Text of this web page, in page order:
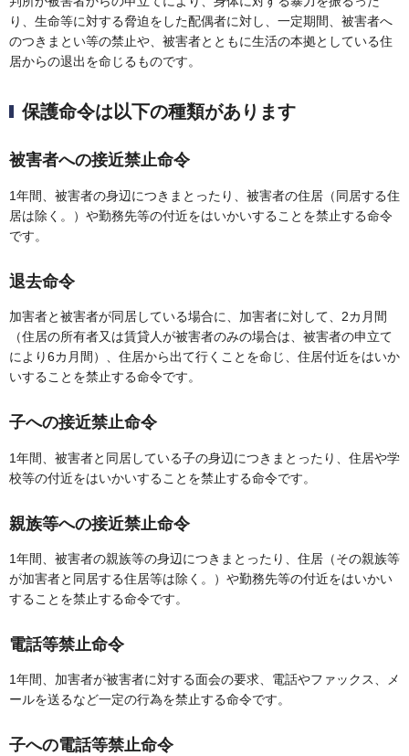
り、生命等に対する脅迫をした配偶者に対し、一定期間、被害者へ
のつきまとい等の禁止や、被害者とともに生活の本拠としている住
居からの退出を命じるものです。
保護命令は以下の種類があります
被害者への接近禁止命令
1年間、被害者の身辺につきまとったり、被害者の住居（同居する住
居は除く。）や勤務先等の付近をはいかいすることを禁止する命令
です。
退去命令
加害者と被害者が同居している場合に、加害者に対して、2カ月間
（住居の所有者又は賃貸人が被害者のみの場合は、被害者の申立て
により6カ月間）、住居から出て行くことを命じ、住居付近をはいか
いすることを禁止する命令です。
子への接近禁止命令
1年間、被害者と同居している子の身辺につきまとったり、住居や学
校等の付近をはいかいすることを禁止する命令です。
親族等への接近禁止命令
1年間、被害者の親族等の身辺につきまとったり、住居（その親族等
が加害者と同居する住居等は除く。）や勤務先等の付近をはいかい
することを禁止する命令です。
電話等禁止命令
1年間、加害者が被害者に対する面会の要求、電話やファックス、メ
ールを送るなど一定の行為を禁止する命令です。
子への電話等禁止命令